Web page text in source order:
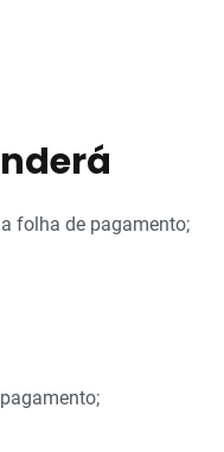
folha de pagamento;